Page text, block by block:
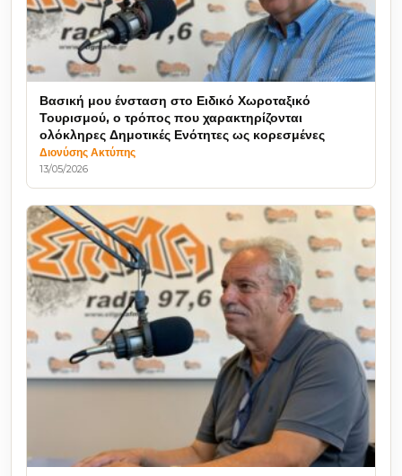
Βασική μου ένσταση στο Ειδικό Χωροταξικό
Τουρισμού, ο τρόπος που χαρακτηρίζονται
ολόκληρες Δημοτικές Ενότητες ως κορεσμένες
Διονύσης Ακτύπης
13/05/2026